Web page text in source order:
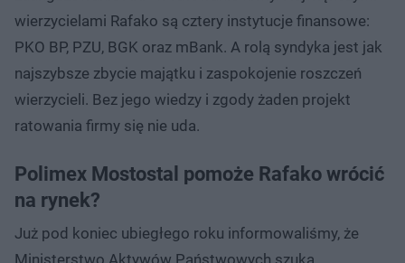
wierzycielami Rafako są cztery instytucje finansowe:
PKO BP, PZU, BGK oraz mBank. A rolą syndyka jest jak
najszybsze zbycie majątku i zaspokojenie roszczeń
wierzycieli. Bez jego wiedzy i zgody żaden projekt
ratowania firmy się nie uda.
Polimex Mostostal pomoże Rafako wrócić
na rynek?
Już pod koniec ubiegłego roku informowaliśmy, że
Ministerstwo Aktywów Państwowych szuka